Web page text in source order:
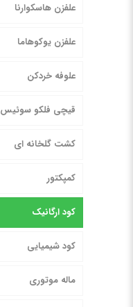
علفزن هاسکوارنا
علفزن یوکوهاما
علوفه خردکن
قیچی فلکو سوئیس FELCO
کشت گلخانه ای
کمپکتور
کود ارگانیک
کود شیمیایی
ماله موتوری